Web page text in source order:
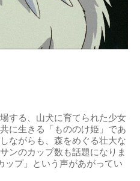
する、山犬に育てられた少女
に生きる「もののけ姫」であ
ながらも、森をめぐる壮大な
ンのカップ数も話題になりま
ップ」という声があがってい